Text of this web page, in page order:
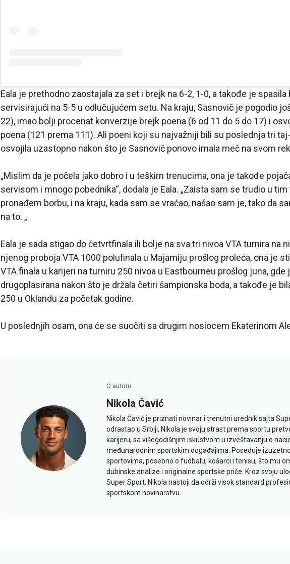
Eala je prethodno zaostajala za set i brejk na 6-2, 1-0, a takođe je spasila
servisirajući na 5-5 u odlučujućem setu. Na kraju, Sasnovič je pogodio
22), imao bolji procenat konverzije brejk poena (6 od 11 do 5 do 17) i
poena (121 prema 111). Ali poeni koji su najvažniji bili su poslednja tri
osvojila uzastopno nakon što je Sasnovič ponovo imala meč na svom
„Mislim da je počela jako dobro i u teškim trenucima, ona je takođe
servisom i mnogo pobednika“, dodala je Eala. „Zaista sam se trudio u
pronađem borbu, i na kraju, kada sam se vraćao, našao sam je, tako da
na to. „
Eala je sada stigao do četvrtfinala ili bolje na sva tri nivoa VTA turnira na
njenog proboja VTA 1000 polufinala u Majamiju prošlog proleća, ona je
VTA finala u karijeri na turniru 250 nivoa u Eastbourneu prošlog juna, gde
drugoplasirana nakon što je držala četiri šampionska boda, a takođe je
250 u Oklandu za početak godine.
U poslednjih osam, ona će se suočiti sa drugim nosiocem Ekaterinom
O autoru
Nikola Čavić
Nikola Čavić je priznati novinar i trenutni urednik sajta
odrastao u Srbiji, Nikola je svoju strast prema sportu
karijeru, sa višegodišnjim iskustvom u izveštavanju o
međunarodnim sportskim događajima. Poseduje
sportovima, posebno o fudbalu, košarci i tenisu, što mu
dubinske analize i originalne sportske priče. Kroz svoju
Super Sport, Nikola nastoji da održi visok standard
sportskom novinarstvu.